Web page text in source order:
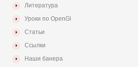
Литература
Уроки по OpenGl
Статьи
Ссылки
Наши банера